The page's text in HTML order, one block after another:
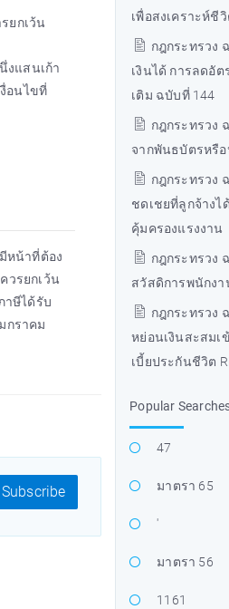
เพื่อสงเคราะห์ชี
กฎกระทรวง
เงินได้ การลดอั
เติม ฉบับที่ 144
กฎกระทรวง
จากพันธบัตรหรื
กฎกระทรวง
ชดเชยที่ลูกจ้างไ
คุ้มครองแรงงาน
กฎกระทรวง
สวัสดิการพนักงา
กฎกระทรวง
หย่อนเงินสะสมเ
เบี้ยประกันชีวิต
Popular
47
มาตรา 65
'
มาตรา 56
1161
ยกเว้น
งแสนเก้า
อนไขที่
หน้าที่ต้อง
วรยกเว้น
าษีได้รับ
กราคม
Subscribe